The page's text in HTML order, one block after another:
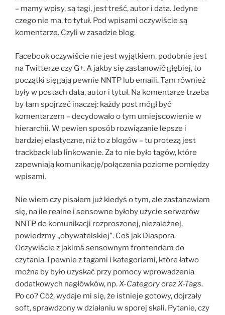
– mamy wpisy, są tagi, jest treść, autor i data. Jedyne
czego nie ma, to tytuł. Pod wpisami oczywiście są
komentarze. Czyli w zasadzie blog.
Facebook oczywiście nie jest wyjątkiem, podobnie jest
na Twitterze czy G+. A jakby się zastanowić głębiej, to
początki sięgają pewnie NNTP lub emaili. Tam również
były w postach data, autor i tytuł. Na komentarze trzeba
by tam spojrzeć inaczej: każdy post mógł być
komentarzem – decydowało o tym umiejscowienie w
hierarchii. W pewien sposób rozwiązanie lepsze i
bardziej elastyczne, niż to z blogów – tu protezą jest
trackback lub linkowanie. Za to nie było tagów, które
zapewniają komunikację/połączenia poziome pomiędzy
wpisami.
Nie wiem czy pisałem już kiedyś o tym, ale zastanawiam
się, na ile realne i sensowne byłoby użycie serwerów
NNTP do komunikacji rozproszonej, niezależnej,
powiedzmy „obywatelskiej”. Coś jak Diaspora.
Oczywiście z jakimś sensownym frontendem do
czytania. I pewnie z tagami i kategoriami, które łatwo
można by było uzyskać przy pomocy wprowadzenia
dodatkowych nagłówków, np.X-CategoryorazX-Tags.
Po co? Cóż, wydaje mi się, że istnieje gotowy, dojrzały
soft, sprawdzony w działaniu w sporej skali. Pytanie, czy